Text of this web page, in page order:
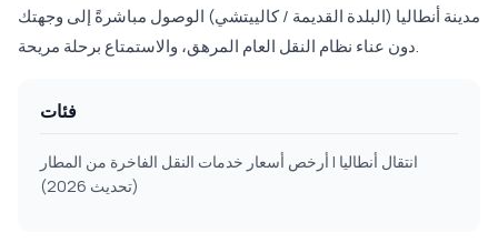
مدينة أنطاليا (البلدة القديمة / كالييتشي) الوصول مباشرةً إلى وجهتك
دون عناء نظام النقل العام المرهق، والاستمتاع برحلة مريحة.
فئات
انتقال أنطاليا | أرخص أسعار خدمات النقل الفاخرة من المطار
(تحديث 2026)